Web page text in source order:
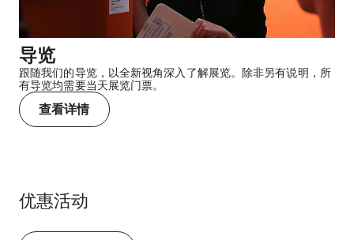
导览
跟随我们的导览，以全新视角深入了解展览。除非另有说明，所
有导览均需要当天展览门票。
查看详情
优惠活动